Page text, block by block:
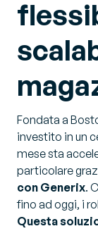
Fondata a
investito in un
mese sta
particolare
con Generix.
fino ad oggi, i
Questa